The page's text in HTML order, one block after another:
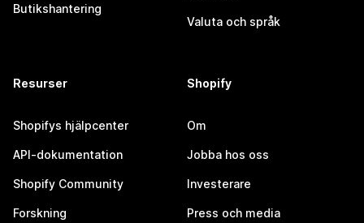
Butikshantering
Valuta och språk
Resurser
Shopifys hjälpcenter
API-dokumentation
Shopify Community
Forskning
Shopify
Om
Jobba hos oss
Investerare
Press och media